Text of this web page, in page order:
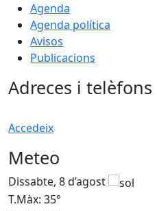
Agenda
Agenda política
Avisos
Publicacions
Adreces i telèfons
Accedeix
Meteo
Dissabte, 8 d’agost
T.Màx: 35°